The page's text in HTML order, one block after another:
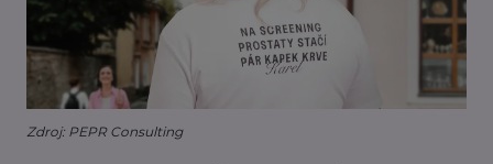
Zdroj: PEPR Consulting